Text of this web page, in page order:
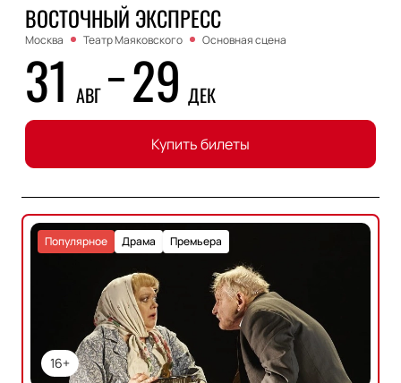
ВОСТОЧНЫЙ ЭКСПРЕСС
Москва Театр Маяковского Основная сцена
31 АВГ 29 ДЕК
Купить билеты
16+
Драма
Популярное Премьера